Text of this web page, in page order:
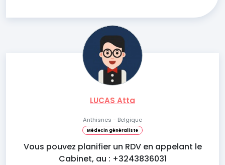
LUCAS Atta
Anthisnes - Belgique
Médecin généraliste
Vous pouvez planifier un RDV en appelant le
Cabinet, au : +3243836031